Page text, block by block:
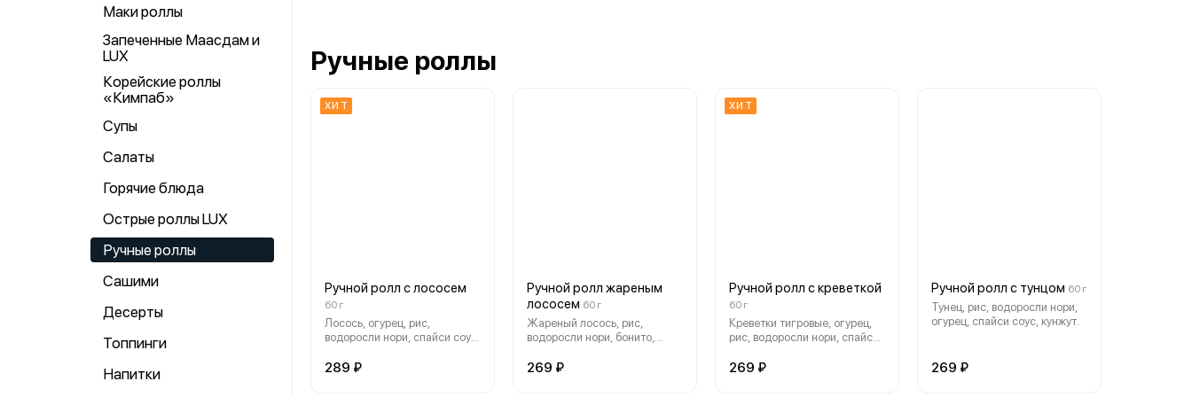
Маки роллы
Запеченные Маасдам и
LUX
Корейские роллы
«Кимпаб»
Супы
Салаты
Горячие блюда
Острые роллы LUX
Ручные роллы
Сашими
Десерты
Топпинги
Напитки
Ручные роллы
ХИТ
Ручной ролл с лососем
60 г
Лосось, огурец, рис,
водоросли нори, спайси соус,
289 ₽
Ручной ролл жареным
лососем 60 г
Жареный лосось, рис,
водоросли нори, бонито,
269 ₽
ХИТ
Ручной ролл с креветкой
60 г
Креветки тигровые, огурец,
рис, водоросли нори, спайси
269 ₽
Ручной ролл с тунцом 60 г
Тунец, рис, водоросли нори,
огурец, спайси соус, кунжут.
269 ₽